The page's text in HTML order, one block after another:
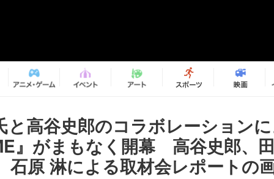
と高谷史郎のコラボレーション
』がまもなく開幕 高谷史郎、
石原 淋による取材会レポートの